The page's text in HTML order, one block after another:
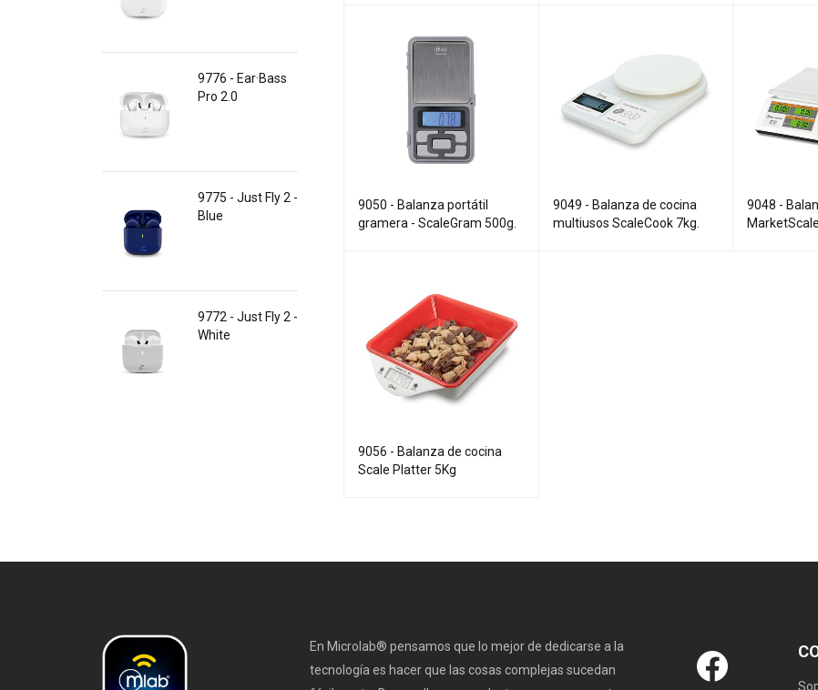
9776 - Ear·Bass
Pro 2.0
9775 - Just Fly 2 -
Blue
9772 - Just Fly 2 -
White
9050 - Balanza portátil
gramera - ScaleGram 500g.
9049 - Balanza de cocina
multiusos ScaleCook 7kg.
9048 -
9056 - Balanza de cocina
Scale Platter 5Kg
En Microlab® pensamos que lo mejor de dedicarse a la
tecnología es hacer que las cosas complejas sucedan